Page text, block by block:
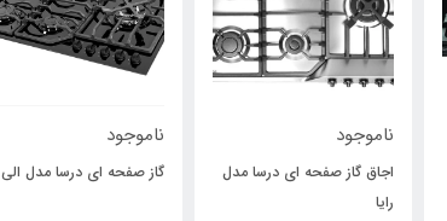
ناموجود
اجاق گاز صفحه ای درسا مدل
رایا
ناموجود
گاز صفحه ای درسا مدل الی